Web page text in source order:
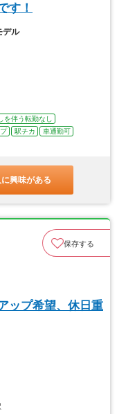
す！
デル
を伴う転勤なし
駅チカ
車通勤可
興味がある
保存する
ップ希望、休日重